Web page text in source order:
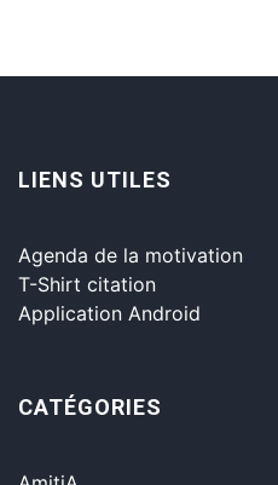
LIENS UTILES
Agenda de la motivation
T-Shirt citation
Application Android
CATÉGORIES